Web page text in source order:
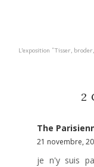
L’exposition "Tisser,
2
The
21 novembre,
je n'y suis